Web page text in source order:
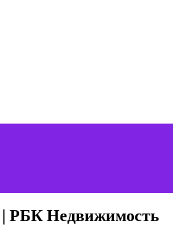
| РБК Недвижимость